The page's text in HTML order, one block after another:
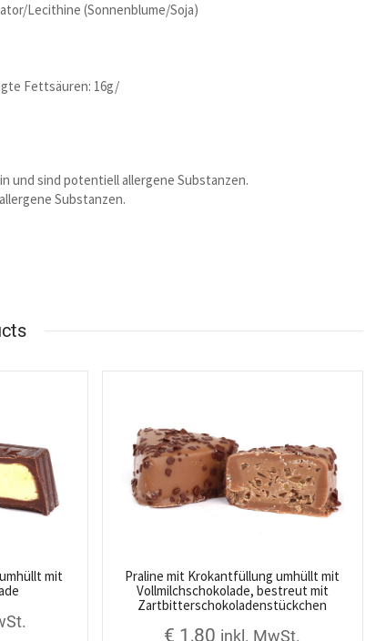
Lecithine (Sonnenblume/Soja)
Fettsäuren: 16g/
und sind potentiell allergene Substanzen.
Substanzen.
mit
Praline mit Krokantfüllung umhüllt mit
Vollmilchschokolade, bestreut mit
Zartbitterschokoladenstückchen
€ 1,80 inkl. MwSt.